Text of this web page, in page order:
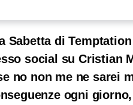
Sabetta di
social su Cristian
no non me ne sarei
ogni